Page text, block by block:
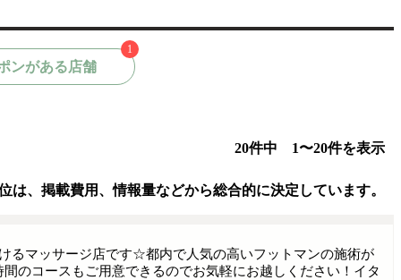
ンがある店舗
1
20件中 1〜20件を表示
は、掲載費用、情報量などから総合的に決定しています。
るマッサージ店です☆都内で人気の高いフットマンの施術が
のコースもご用意できるのでお気軽にお越しください！イタ